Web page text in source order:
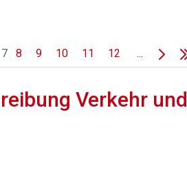
7 8 9 10 11 12 ...
Verkehr und